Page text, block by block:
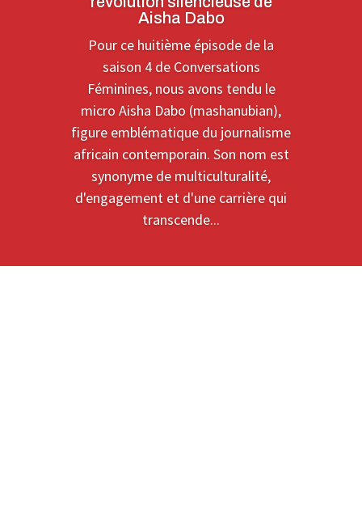
Aisha Dabo
Pour ce huitième épisode de la
saison 4 de Conversations
Féminines, nous avons tendu le
micro Aisha Dabo (mashanubian),
figure emblématique du journalisme
africain contemporain. Son nom est
synonyme de multiculturalité,
d'engagement et d'une carrière qui
transcende...